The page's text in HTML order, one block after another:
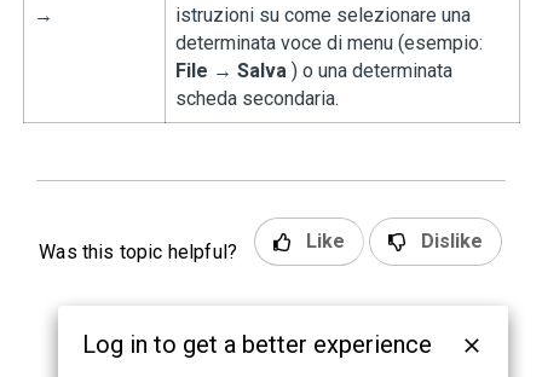
→
istruzioni su come selezionare una
determinata voce di menu (esempio:
File → Salva ) o una determinata
scheda secondaria.
Was this topic helpful? Like Dislike
Log in to get a better experience